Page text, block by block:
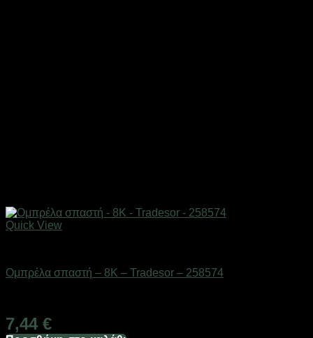
Quick View
Ομπρέλα σπαστή – 8K – Tradesor – 258574
7,44 €